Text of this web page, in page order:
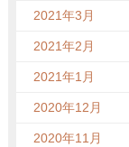
2021年3月
2021年2月
2021年1月
2020年12月
2020年11月